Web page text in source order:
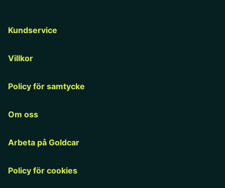
Kundservice
Villkor
Policy för samtycke
Om oss
Arbeta på Goldcar
Policy för cookies